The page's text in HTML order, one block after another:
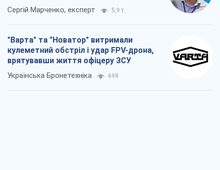
Сергій Марченко, експерт 5,9 т.
"Варта" та "Новатор" витримали
кулеметний обстріл і удар FPV-дрона,
врятувавши життя офіцеру ЗСУ
Українська Бронетехніка 699